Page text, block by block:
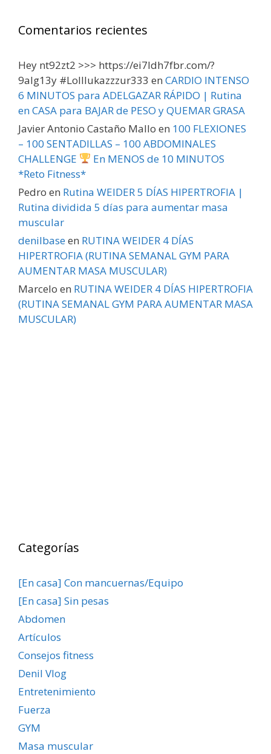
Comentarios recientes
Hey nt92zt2 >>> https://ei7ldh7fbr.com/?
9alg13y #Lolllukazzzur333 en CARDIO INTENSO
6 MINUTOS para ADELGAZAR RÁPIDO | Rutina
en CASA para BAJAR de PESO y QUEMAR GRASA
Javier Antonio Castaño Mallo en 100 FLEXIONES
– 100 SENTADILLAS – 100 ABDOMINALES
CHALLENGE
En MENOS de 10 MINUTOS
*Reto Fitness*
Pedro en Rutina WEIDER 5 DÍAS HIPERTROFIA |
Rutina dividida 5 días para aumentar masa
muscular
denilbaseen RUTINA WEIDER 4 DÍAS
HIPERTROFIA (RUTINA SEMANAL GYM PARA
AUMENTAR MASA MUSCULAR)
Marcelo en RUTINA WEIDER 4 DÍAS HIPERTROFIA
(RUTINA SEMANAL GYM PARA AUMENTAR MASA
MUSCULAR)
Categorías
[En casa] Con mancuernas/Equipo
[En casa] Sin pesas
Abdomen
Artículos
Consejos fitness
Denil Vlog
Entretenimiento
Fuerza
GYM
Masa muscular